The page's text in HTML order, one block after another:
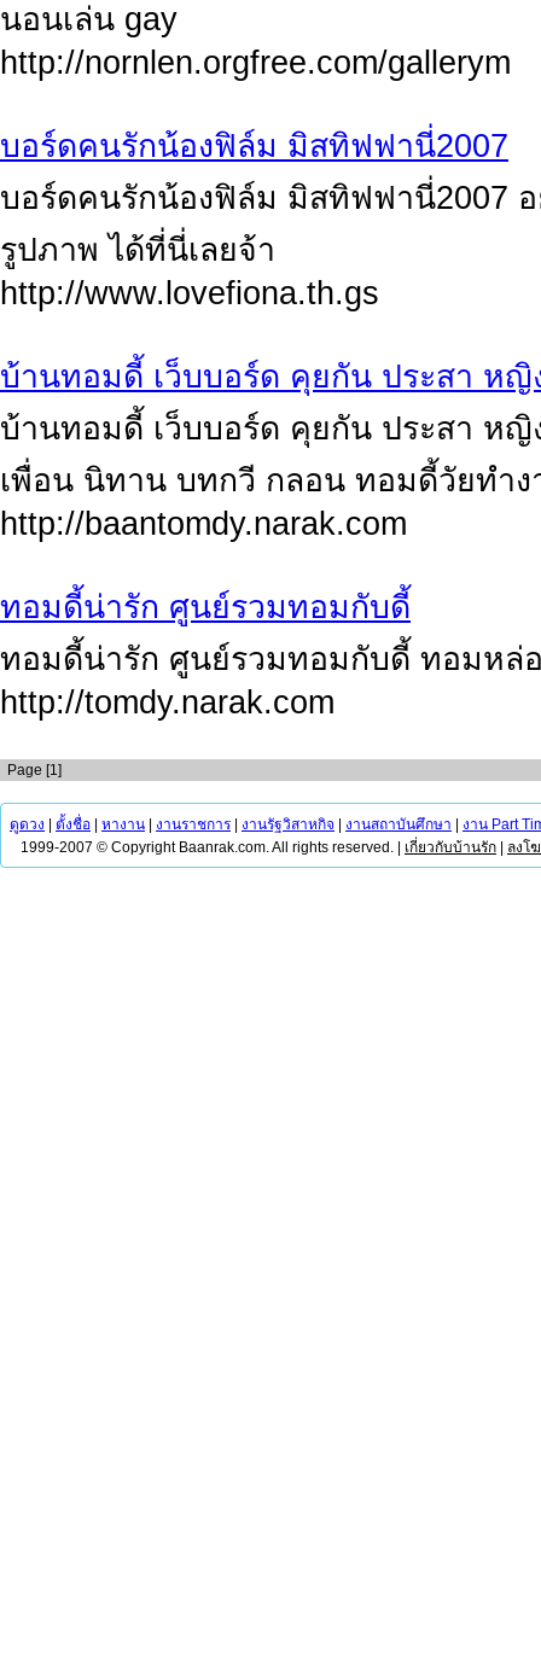
นอนเล่น gay
http://nornlen.orgfree.com/gallerym
บอร์ดคนรักน้องฟิล์ม มิสทิฟฟานี่2007
บอร์ดคนรักน้องฟิล์ม มิสทิฟฟานี่2007
รูปภาพ ได้ที่นี่เลยจ้า
http://www.lovefiona.th.gs
บ้านทอมดี้ เว็บบอร์ด คุยกัน ประสา หญิ
บ้านทอมดี้ เว็บบอร์ด คุยกัน ประสา หญิ
เพื่อน นิทาน บทกวี กลอน ทอมดี้วัยทำง
http://baantomdy.narak.com
ทอมดี้น่ารัก ศูนย์รวมทอมกับดี้
ทอมดี้น่ารัก ศูนย์รวมทอมกับดี้ ทอมหล่
http://tomdy.narak.com
Page [1]
ดูดวง ตั้งชื่อ หางาน งานราชการ งานรัฐวิสาหกิจ งานสถาบันศึกษา
งาน Part
1999-2007 © Copyright Baanrak.com. All rights reserved. | เกี่ยวกับบ้านรัก ลงโ